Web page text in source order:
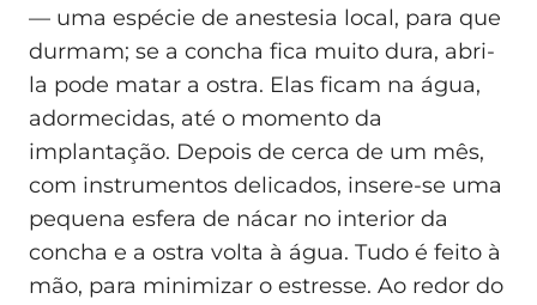
— uma espécie de anestesia local, para que
durmam; se a concha fica muito dura, abri-
la pode matar a ostra. Elas ficam na água,
adormecidas, até o momento da
implantação. Depois de cerca de um mês,
com instrumentos delicados, insere-se uma
pequena esfera de nácar no interior da
concha e a ostra volta à água. Tudo é feito à
mão, para minimizar o estresse. Ao redor do